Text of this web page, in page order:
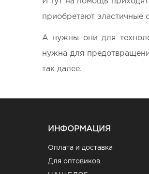
приобретают эластичные
А нужны они для
нужна для
так далее.
ИНФОРМАЦИЯ
Оплата и доставка
Для оптовиков